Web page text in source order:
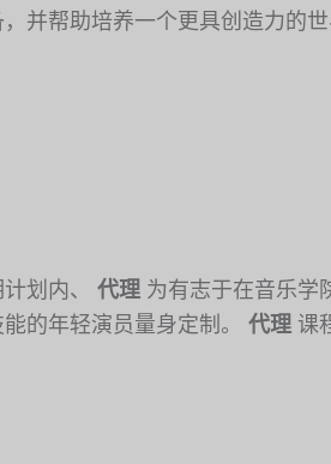
并帮助培养一个更具创造力的
划内、 代理 为有志于在音乐学
的年轻演员量身定制。 代理 课